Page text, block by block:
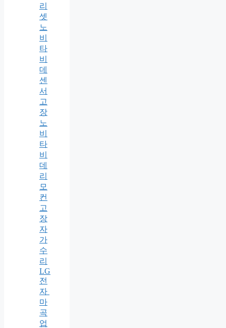
리
셋
노
비
타
비
데
센
서
고
장
노
비
타
비
데
리
모
컨
고
장
자
가
수
리
LG
전
자
마
곡
업